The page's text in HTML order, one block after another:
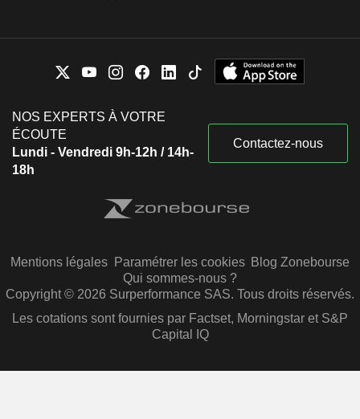
NOS EXPERTS À VOTRE
ÉCOUTE
Lundi - Vendredi 9h-12h / 14h-
18h
Contactez-nous
Mentions légales Paramétrer les cookies Blog Zonebourse
Qui sommes-nous ?
Copyright © 2026 Surperformance SAS. Tous droits réservés.
Les cotations sont fournies par Factset, Morningstar et S&P
Capital IQ